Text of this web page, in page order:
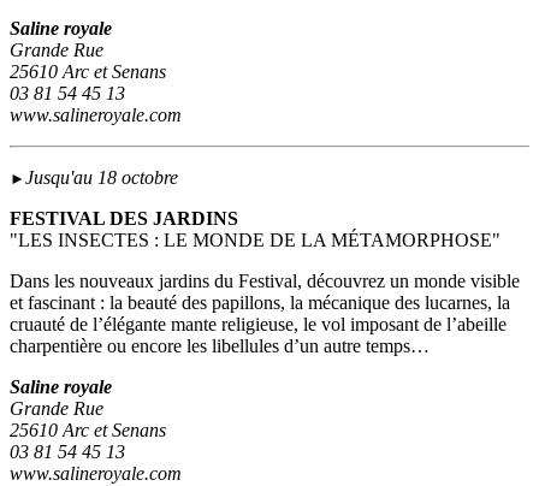
Saline royale
Grande Rue
25610 Arc et Senans
03 81 54 45 13
www.salineroyale.com
► Jusqu'au 18 octobre
FESTIVAL DES JARDINS
"LES INSECTES : LE MONDE DE LA MÉTAMORPHOSE"
Dans les nouveaux jardins du Festival, découvrez un monde visible
et fascinant : la beauté des papillons, la mécanique des lucarnes, la
cruauté de l’élégante mante religieuse, le vol imposant de l’abeille
charpentière ou encore les libellules d’un autre temps…
Saline royale
Grande Rue
25610 Arc et Senans
03 81 54 45 13
www.salineroyale.com